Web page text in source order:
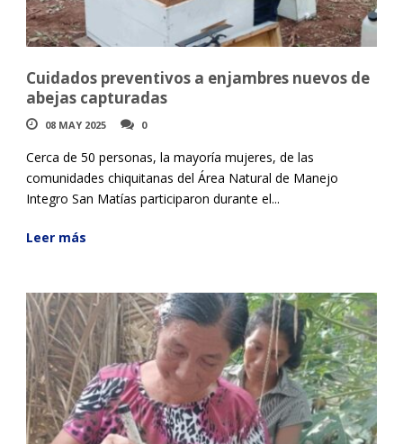
Cuidados preventivos a enjambres nuevos de
abejas capturadas
08 MAY 2025 0
Cerca de 50 personas, la mayoría mujeres, de las
comunidades chiquitanas del Área Natural de Manejo
Integro San Matías participaron durante el...
Leer más